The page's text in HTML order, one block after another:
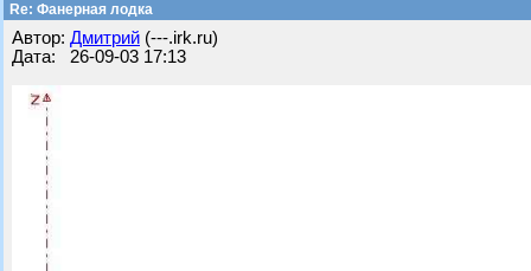
Re: Фанерная лодка
Автор: Дмитрий (---.irk.ru)
Дата: 26-09-03 17:13